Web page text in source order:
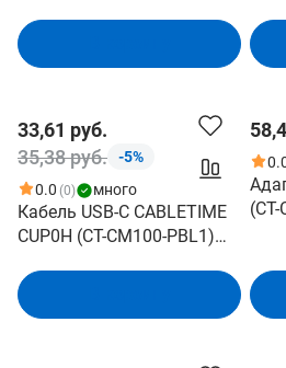
2C1A 65 Вт, белый
33,61 руб.
35,38 руб.
-5%
0.0 (0) много
Кабель USB-C CABLETIME
CUP0H (CT-CM100-PBL1)
планшетов